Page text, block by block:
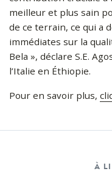
meilleur et plus sain
de ce terrain, ce qui a
immédiates sur la
Bela », déclare S.E.
l’Italie en Éthiopie.
Pour en savoir plus,
À